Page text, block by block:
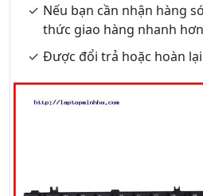
Nếu bạn cần nhận hàng
thức giao hàng nhanh hơn
Được đổi trả hoặc hoàn